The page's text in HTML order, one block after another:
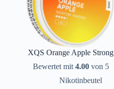
XQS Orange Apple Strong
Bewertet mit 4.00von 5
Nikotinbeutel